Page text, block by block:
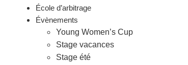
École d’arbitrage
Évènements
Young Women’s Cup
Stage vacances
Stage été